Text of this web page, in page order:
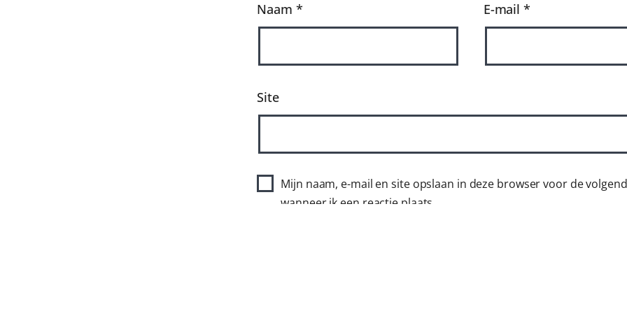
Naam * E-mail*
Site
Mijn naam, e-mail en site opslaan in deze browser voor de
wanneer ik een reactie plaats.